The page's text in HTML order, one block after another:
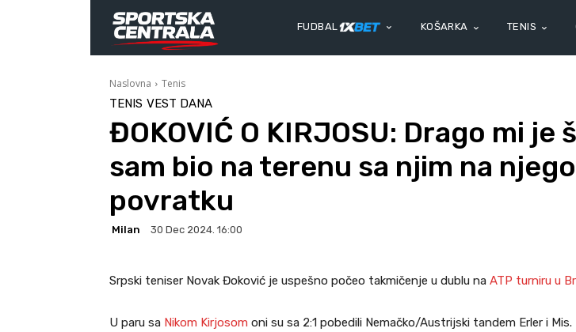
FUDBAL KOŠARKA TENIS
Naslovna Tenis
TENIS VEST DANA
ĐOKOVIĆ O KIRJOSU: Drago mi je
sam bio na terenu sa njim na
povratku
Milan 30 Dec 2024. 16:00
Srpski teniser Novak Đoković je uspešno počeo takmičenje u dublu na ATP turniru u
U paru sa Nikom Kirjosom oni su sa 2:1 pobedili Nemačko/Austrijski tandem Erler i